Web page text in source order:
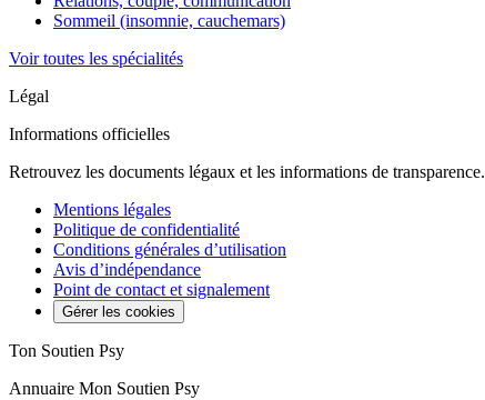
Sommeil (insomnie, cauchemars)
Voir toutes les spécialités
Légal
Informations officielles
Retrouvez les documents légaux et les informations de transparence.
Mentions légales
Politique de confidentialité
Conditions générales d’utilisation
Avis d’indépendance
Point de contact et signalement
Gérer les cookies
Ton Soutien Psy
Annuaire Mon Soutien Psy